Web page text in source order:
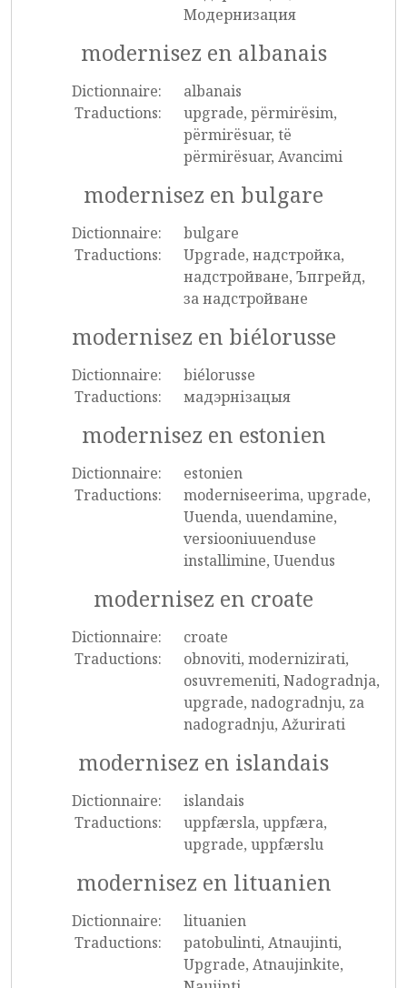
Модернизация
modernisez en albanais
Dictionnaire:
albanais
Traductions:
upgrade, përmirësim,
përmirësuar, të
përmirësuar, Avancimi
modernisez en bulgare
Dictionnaire:
bulgare
Traductions:
Upgrade, надстройка,
надстройване, Ъпгрейд,
за надстройване
modernisez en biélorusse
Dictionnaire:
biélorusse
Traductions:
мадэрнізацыя
modernisez en estonien
Dictionnaire:
estonien
Traductions:
moderniseerima, upgrade,
Uuenda, uuendamine,
versiooniuuenduse
installimine, Uuendus
modernisez en croate
Dictionnaire:
croate
Traductions:
obnoviti, modernizirati,
osuvremeniti, Nadogradnja,
upgrade, nadogradnju, za
nadogradnju, Ažurirati
modernisez en islandais
Dictionnaire:
islandais
Traductions:
uppfærsla, uppfæra,
upgrade, uppfærslu
modernisez en lituanien
Dictionnaire:
lituanien
Traductions:
patobulinti, Atnaujinti,
Upgrade, Atnaujinkite,